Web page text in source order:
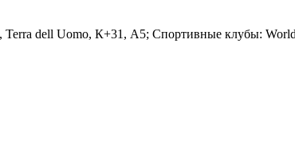
dell Uomo, К+31, А5; Спортивные клубы: